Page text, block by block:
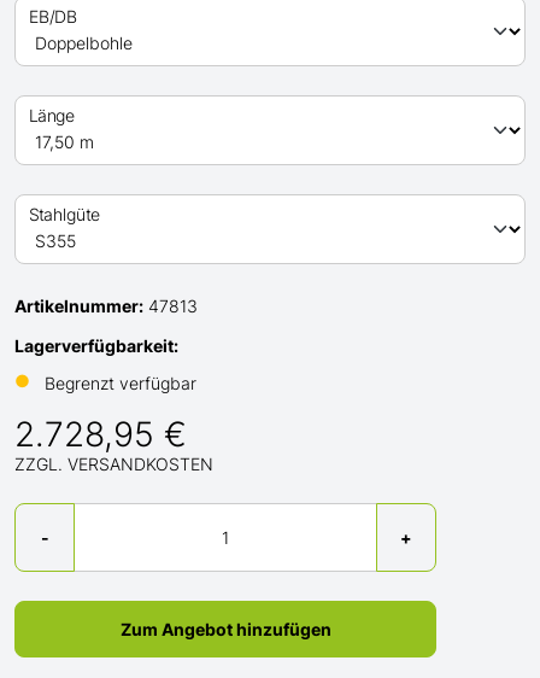
EB/DB
Länge
Stahlgüte
Artikelnummer: 47813
Lagerverfügbarkeit:
●
Begrenzt verfügbar
2.728,95 €
ZZGL. VERSANDKOSTEN
-
Menge
+
Zum Angebot hinzufügen